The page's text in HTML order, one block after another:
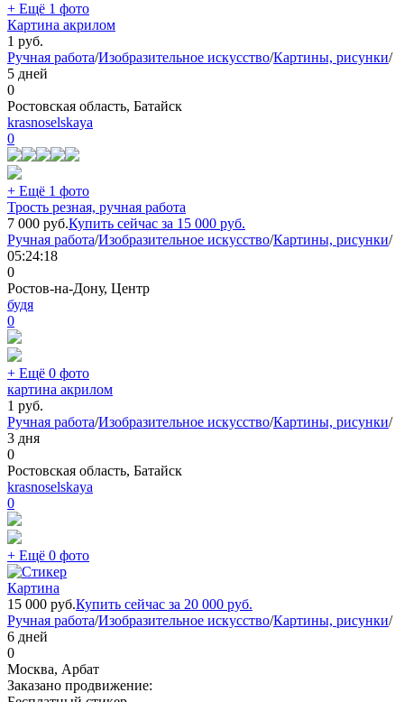
+ Ещё 1 фото
Картина акрилом
1 руб.
Ручная работа/Изобразительное искусство/Картины, рисунки/
5 дней
0
Ростовская область, Батайск
krasnoselskaya
0
+ Ещё 1 фото
Трость резная, ручная работа
7 000 руб.Купить сейчас за 15 000 руб.
Ручная работа/Изобразительное искусство/Картины, рисунки/
05:24:18
0
Ростов-на-Дону, Центр
будя
0
+ Ещё 0 фото
картина акрилом
1 руб.
Ручная работа/Изобразительное искусство/Картины, рисунки/
3 дня
0
Ростовская область, Батайск
krasnoselskaya
0
+ Ещё 0 фото
Картина
15 000 руб.Купить сейчас за 20 000 руб.
Ручная работа/Изобразительное искусство/Картины, рисунки/
6 дней
0
Москва, Арбат
Заказано продвижение: